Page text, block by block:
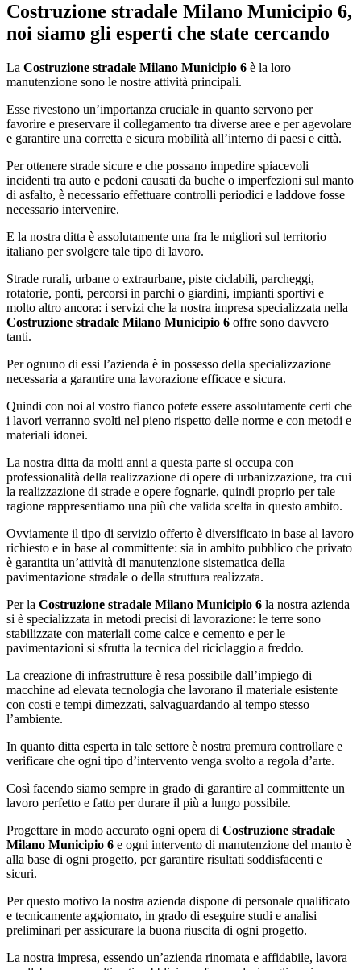
Costruzione stradale Milano Municipio 6,
noi siamo gli esperti che state cercando
La Costruzione stradale Milano Municipio 6 è la loro
manutenzione sono le nostre attività principali.
Esse rivestono un’importanza cruciale in quanto servono per
favorire e preservare il collegamento tra diverse aree e per agevolare
e garantire una corretta e sicura mobilità all’interno di paesi e città.
Per ottenere strade sicure e che possano impedire spiacevoli
incidenti tra auto e pedoni causati da buche o imperfezioni sul manto
di asfalto, è necessario effettuare controlli periodici e laddove fosse
necessario intervenire.
E la nostra ditta è assolutamente una fra le migliori sul territorio
italiano per svolgere tale tipo di lavoro.
Strade rurali, urbane o extraurbane, piste ciclabili, parcheggi,
rotatorie, ponti, percorsi in parchi o giardini, impianti sportivi e
molto altro ancora: i servizi che la nostra impresa specializzata nella
Costruzione stradale Milano Municipio 6 offre sono davvero
tanti.
Per ognuno di essi l’azienda è in possesso della specializzazione
necessaria a garantire una lavorazione efficace e sicura.
Quindi con noi al vostro fianco potete essere assolutamente certi che
i lavori verranno svolti nel pieno rispetto delle norme e con metodi e
materiali idonei.
La nostra ditta da molti anni a questa parte si occupa con
professionalità della realizzazione di opere di urbanizzazione, tra cui
la realizzazione di strade e opere fognarie, quindi proprio per tale
ragione rappresentiamo una più che valida scelta in questo ambito.
Ovviamente il tipo di servizio offerto è diversificato in base al lavoro
richiesto e in base al committente: sia in ambito pubblico che privato
è garantita un’attività di manutenzione sistematica della
pavimentazione stradale o della struttura realizzata.
Per la Costruzione stradale Milano Municipio 6 la nostra azienda
si è specializzata in metodi precisi di lavorazione: le terre sono
stabilizzate con materiali come calce e cemento e per le
pavimentazioni si sfrutta la tecnica del riciclaggio a freddo.
La creazione di infrastrutture è resa possibile dall’impiego di
macchine ad elevata tecnologia che lavorano il materiale esistente
con costi e tempi dimezzati, salvaguardando al tempo stesso
l’ambiente.
In quanto ditta esperta in tale settore è nostra premura controllare e
verificare che ogni tipo d’intervento venga svolto a regola d’arte.
Così facendo siamo sempre in grado di garantire al committente un
lavoro perfetto e fatto per durare il più a lungo possibile.
Progettare in modo accurato ogni opera di Costruzione stradale
Milano Municipio 6 e ogni intervento di manutenzione del manto è
alla base di ogni progetto, per garantire risultati soddisfacenti e
sicuri.
Per questo motivo la nostra azienda dispone di personale qualificato
e tecnicamente aggiornato, in grado di eseguire studi e analisi
preliminari per assicurare la buona riuscita di ogni progetto.
La nostra impresa, essendo un’azienda rinomata e affidabile, lavora